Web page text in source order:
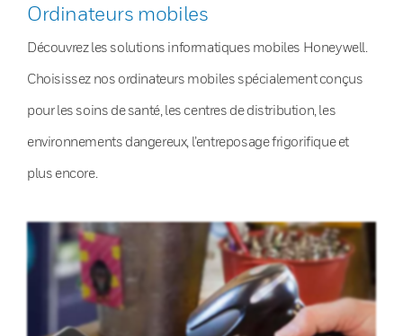
Ordinateurs mobiles
Découvrez les solutions informatiques mobiles Honeywell.
Choisissez nos ordinateurs mobiles spécialement conçus
pour les soins de santé, les centres de distribution, les
environnements dangereux, l’entreposage frigorifique et
plus encore.